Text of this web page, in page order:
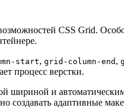
CSS Grid.
start, grid-column-end ,
процесс верстки.
шириной и
создавать адаптивные